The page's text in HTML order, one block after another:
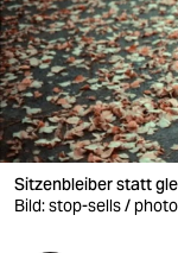
wahrheit
verlag
verlag
veranstaltungen
Sitzenbleiber statt
Bild: stop-sells /